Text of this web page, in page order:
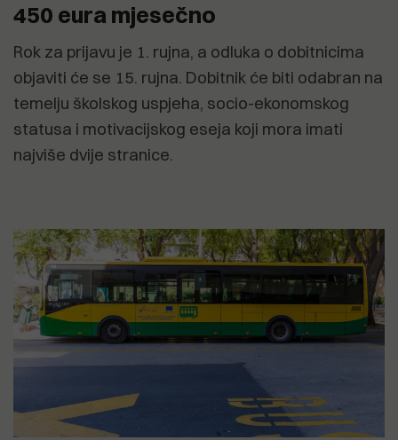
450 eura mjesečno
Rok za prijavu je 1. rujna, a odluka o dobitnicima
objaviti će se 15. rujna. Dobitnik će biti odabran na
temelju školskog uspjeha, socio-ekonomskog
statusa i motivacijskog eseja koji mora imati
najviše dvije stranice.